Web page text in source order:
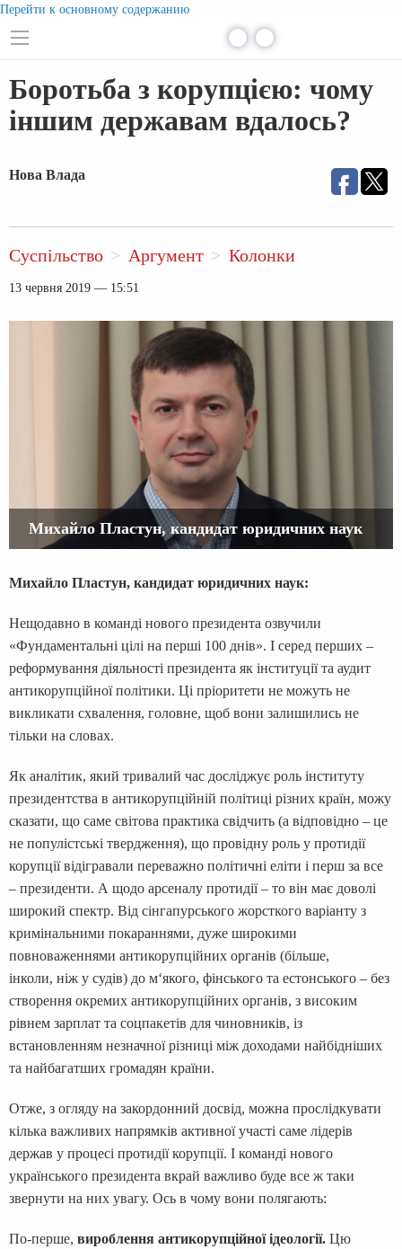
Перейти к основному содержанию
Боротьба з корупцією: чому
іншим державам вдалось?
Нова Влада
Суспільство Аргумент Колонки
13 червня 2019 — 15:51
Михайло Пластун, кандидат юридичних наук
Михайло Пластун, кандидат юридичних наук:
Нещодавно в команді нового президента озвучили
«Фундаментальні цілі на перші 100 днів». І серед перших –
реформування діяльності президента як інституції та аудит
антикорупційної політики. Ці пріоритети не можуть не
викликати схвалення, головне, щоб вони залишились не
тільки на словах.
Як аналітик, який тривалий час досліджує роль інституту
президентства в антикорупційній політиці різних країн, можу
сказати, що саме світова практика свідчить (а відповідно – це
не популістські твердження), що провідну роль у протидії
корупції відігравали переважно політичні еліти і перш за все
– президенти. А щодо арсеналу протидії – то він має доволі
широкий спектр. Від сінгапурського жорсткого варіанту з
кримінальними покараннями, дуже широкими
повноваженнями антикорупційних органів (більше,
інколи, ніж у судів) до м‘якого, фінського та естонського – без
створення окремих антикорупційних органів, з високим
рівнем зарплат та соцпакетів для чиновників, із
встановленням незначної різниці між доходами найбідніших
та найбагатших громадян країни.
Отже, з огляду на закордонний досвід, можна прослідкувати
кілька важливих напрямків активної участі саме лідерів
держав у процесі протидії корупції. І команді нового
українського президента вкрай важливо буде все ж таки
звернути на них увагу. Ось в чому вони полягають:
По-перше, вироблення антикорупційної ідеології. Цю